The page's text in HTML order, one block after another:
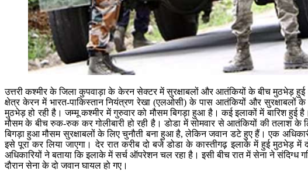
उत्तरी कश्मीर के जिला कुपवाड़ा के केरन सेक्टर में सुरक्षाबलों और आतंकियों के बीच मुठभेड़
क्षेत्र केरन में भारत-पाकिस्तान नियंत्रण रेखा (एलओसी) के पास आतंकियों और सुरक्षाबलों
मुठभेड़ हो रही है। जम्मू कश्मीर में गुरुवार को मौसम बिगड़ा हुआ है। कई इलाकों में बारिश
मौसम के बीच रुक-रुक कर गोलीबारी हो रही है। डोडा में सोमवार से आतंकियों की तलाश
बिगड़ा हुआ मौसम सुरक्षाबलों के लिए चुनौती बना हुआ है, लेकिन जवान डटे हुए हैं। एक
इसे पूरा कर लिया जाएगा। देर रात करीब दो बजे डोडा के कास्तीगढ़ इलाके में हुई मुठभेड़
अधिकारियों ने बताया कि इलाके में सर्च ऑपरेशन चल रहा है। इसी बीच रात में सेना ने
दौरान सेना के दो जवान घायल हो गए।